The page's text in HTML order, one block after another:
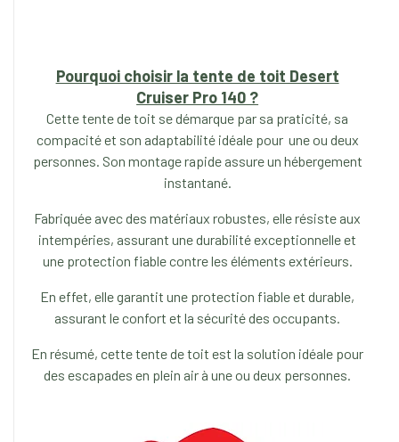
Pourquoi choisir la tente de toit Desert
Cruiser Pro 140 ?
Cette tente de toit se démarque par sa praticité, sa
compacité et son adaptabilité idéale pour une ou deux
personnes. Son montage rapide assure un hébergement
instantané.
Fabriquée avec des matériaux robustes, elle résiste aux
intempéries, assurant une durabilité exceptionnelle et
une protection fiable contre les éléments extérieurs.
En effet, elle garantit une protection fiable et durable,
assurant le confort et la sécurité des occupants.
En résumé, cette tente de toit est la solution idéale pour
des escapades en plein air à une ou deux personnes.